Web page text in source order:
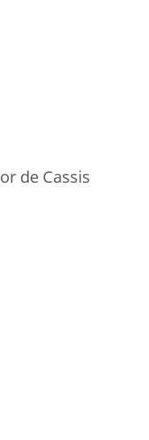
de Cassis